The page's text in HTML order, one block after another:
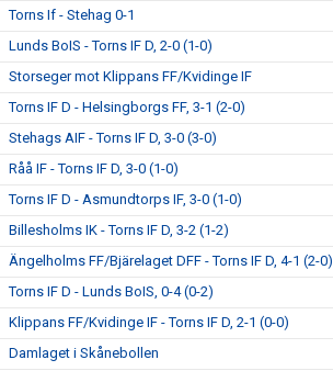
Torns If - Stehag 0-1
Lunds BoIS - Torns IF D, 2-0 (1-0)
Storseger mot Klippans FF/Kvidinge IF
Torns IF D - Helsingborgs FF, 3-1 (2-0)
Stehags AIF - Torns IF D, 3-0 (3-0)
Råå IF - Torns IF D, 3-0 (1-0)
Torns IF D - Asmundtorps IF, 3-0 (1-0)
Billesholms IK - Torns IF D, 3-2 (1-2)
Ängelholms FF/Bjärelaget DFF - Torns IF D, 4-1 (2-0)
Torns IF D - Lunds BoIS, 0-4 (0-2)
Klippans FF/Kvidinge IF - Torns IF D, 2-1 (0-0)
Damlaget i Skånebollen